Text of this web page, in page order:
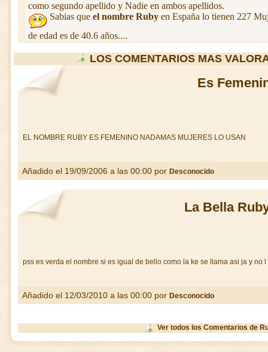
como segundo apellido y Nadie en ambos apellidos.
Sabias que el nombre Rubyen España lo tienen 227
de edad es de 40.6 años....
LOS COMENTARIOS MAS
Es
EL NOMBRE RUBY ES FEMENINO NADAMAS MUJERES LO USAN
Añadido el 19/09/2006 a las 00:00 por Desconocido
La Bella
pss es verda el nombre si es igual de bello como la ke se llama asi ja y no
Añadido el 12/03/2010 a las 00:00 por Desconocido
Ver todos los Comentarios de